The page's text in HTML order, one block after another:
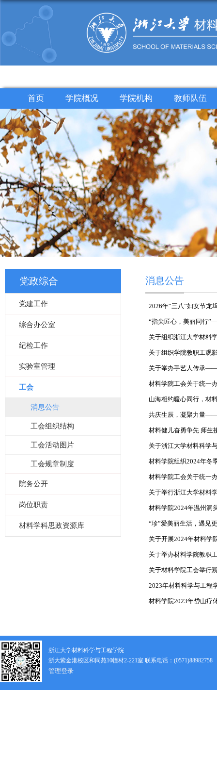
首页 学院概况 学院机构 教师队伍
党政综合
党建工作
综合办公室
纪检工作
实验室管理
工会
消息公告
工会组织结构
工会活动图片
工会规章制度
院务公开
岗位职责
材料学科思政资源库
消息公告
2026年“三八”妇女节龙
“指尖匠心，美丽同行
关于组织浙江大学材料
关于组织学院教职工观
关于举办手艺人传承
材料学院工会关于统一
山海相约暖心同行，材
共庆生辰，凝聚力量
材料健儿奋勇争先 师
关于浙江大学材料科学
材料学院组织2024年冬
材料学院工会关于统一
关于举行浙江大学材料
材料学院2024年温州洞
“珍”爱美丽生活，遇见
关于开展2024年材料学
关于举办材料学院教职
关于材料学院工会举行
2023年材料科学与工程
材料学院2023年岱山疗
浙江大学材料科学与工程学院
浙大紫金港校区和同苑10幢材2-221室 联系电话：(0571)88982758
管理登录